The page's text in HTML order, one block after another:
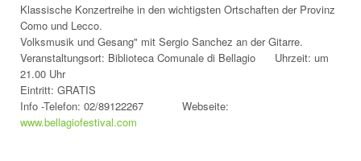
Klassische Konzertreihe in den wichtigsten Ortschaften der Provinz
Como und Lecco.
Volksmusik und Gesang" mit Sergio Sanchez an der Gitarre.
Veranstaltungsort: Biblioteca Comunale di Bellagio Uhrzeit: um
21.00 Uhr
Eintritt: GRATIS
Info -Telefon: 02/89122267 Webseite:
www.bellagiofestival.com